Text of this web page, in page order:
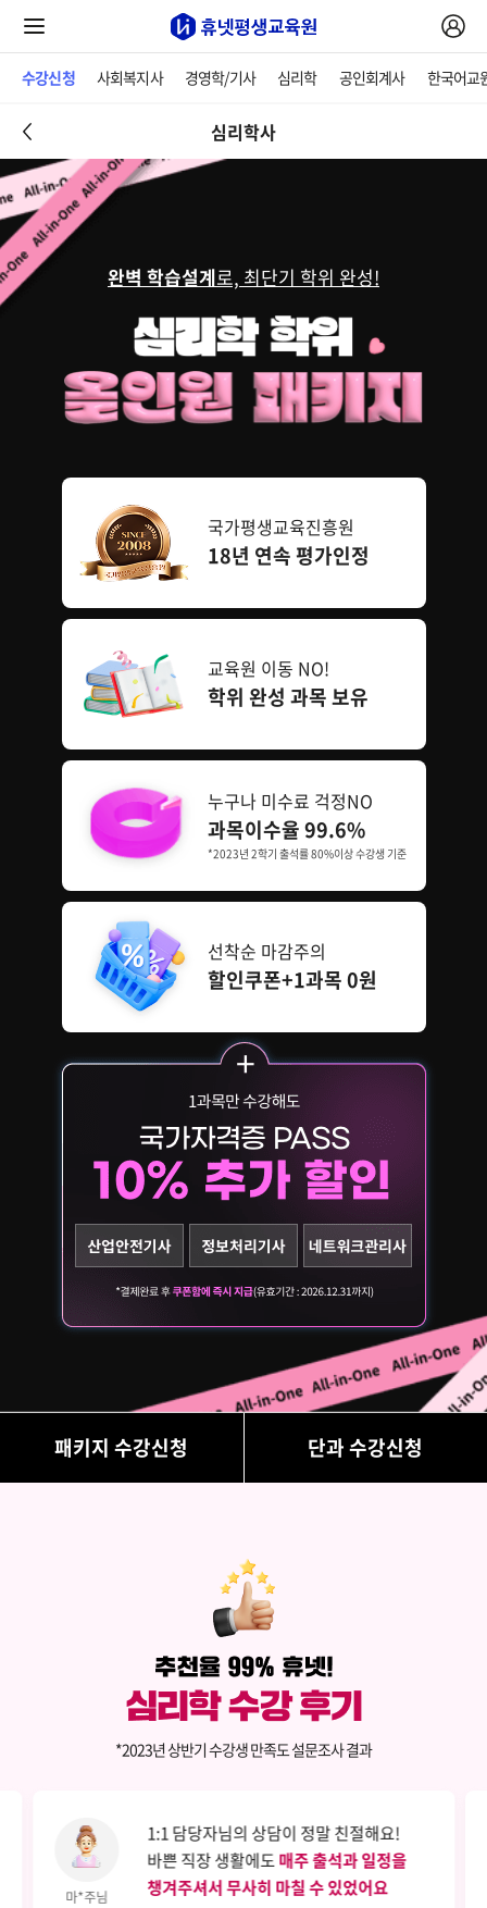
수강신청 사회복지사 경영학/기사 심리학 공인회계사 한국어교
심리학사
완벽 학습설계로, 최단기 학위 완성!
국가평생교육진흥원
18년 연속 평가인정
교육원 이동 NO!
학위 완성 과목 보유
누구나 미수료 걱정NO
과목이수율 99.6%
*2023년 2학기 출석률 80%이상 수강생 기준
선착순 마감주의
할인쿠폰+1과목 0원
패키지 수강신청 단과 수강신청
*2023년 상반기 수강생 만족도 설문조사 결과
마*주님
1:1 담당자님의 상담이 정말 친절해요!
바쁜 직장 생활에도매주 출석과 일정을
챙겨주셔서 무사히 마칠 수 있었어요